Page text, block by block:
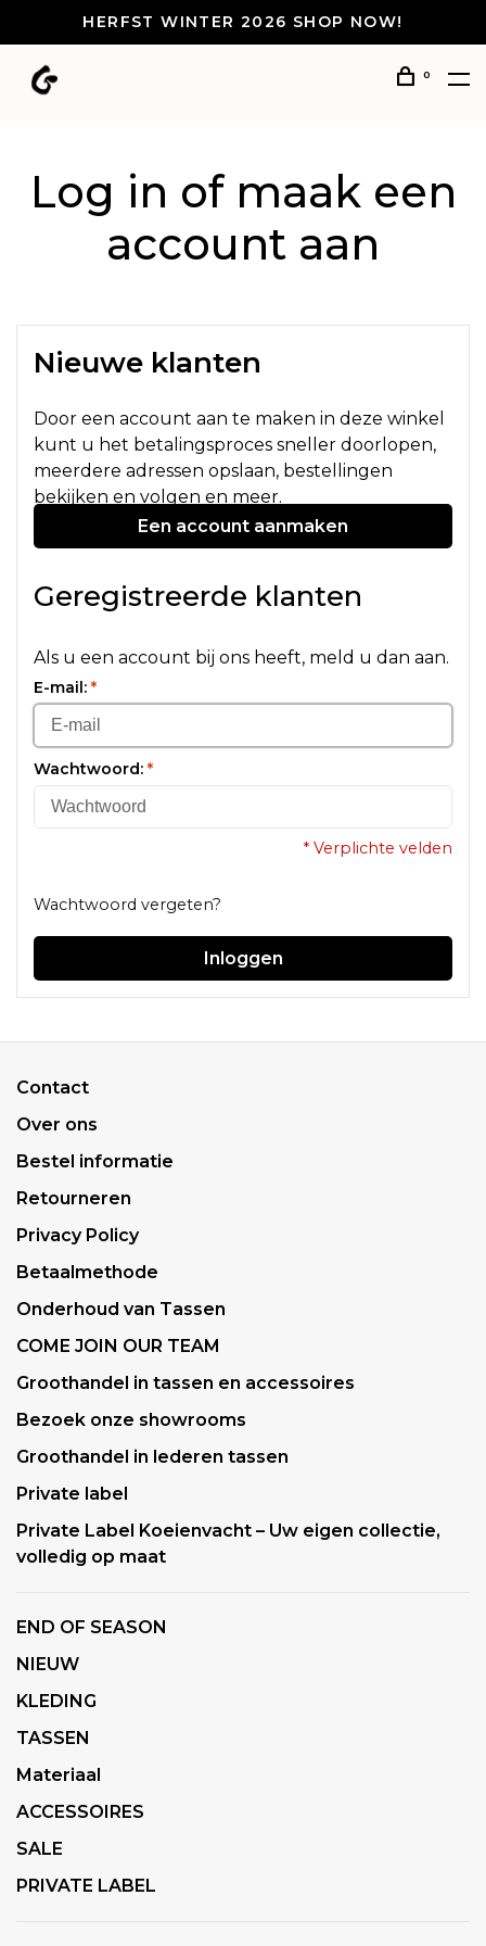
HERFST WINTER 2026 SHOP NOW!
0
Log in of maak een
account aan
Nieuwe klanten
Door een account aan te maken in deze winkel
kunt u het betalingsproces sneller doorlopen,
meerdere adressen opslaan, bestellingen
bekijken en volgen en meer.
Een account aanmaken
Geregistreerde klanten
Als u een account bij ons heeft, meld u dan aan.
E-mail: *
Wachtwoord: *
* Verplichte velden
Wachtwoord vergeten?
Inloggen
Contact
Over ons
Bestel informatie
Retourneren
Privacy Policy
Betaalmethode
Onderhoud van Tassen
COME JOIN OUR TEAM
Groothandel in tassen en accessoires
Bezoek onze showrooms
Groothandel in lederen tassen
Private label
Private Label Koeienvacht – Uw eigen collectie,
volledig op maat
END OF SEASON
NIEUW
KLEDING
TASSEN
Materiaal
ACCESSOIRES
SALE
PRIVATE LABEL